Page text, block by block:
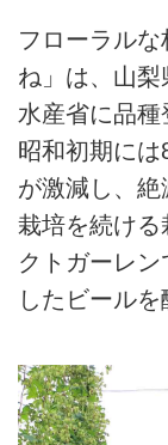
フローラル
ね」は、山
水産省に品種
昭和初期に
が激減し、
栽培を続け
クトガーレ
したビールを